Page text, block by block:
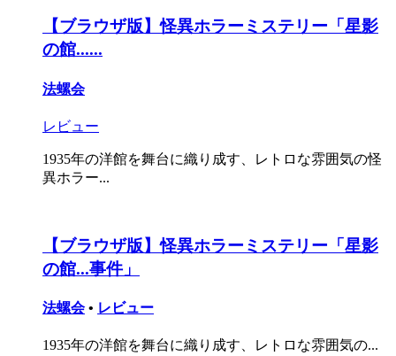
【ブラウザ版】怪異ホラーミステリー「星影
の館......
法螺会
レビュー
1935年の洋館を舞台に織り成す、レトロな雰囲気の怪
異ホラー...
【ブラウザ版】怪異ホラーミステリー「星影
の館...事件」
法螺会 • レビュー
1935年の洋館を舞台に織り成す、レトロな雰囲気の...